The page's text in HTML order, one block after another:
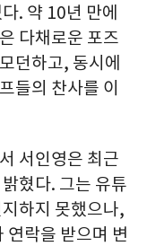
. 약 10년 만에
다채로운 포즈
던하고, 동시에
들의 찬사를 이
서인영은 최근
혔다. 그는 유튜
하지 못했으나,
연락을 받으며 변